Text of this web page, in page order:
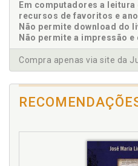
História. Escrita da
História da escrita, p. 72
I
envelhecimento, p. 69
Idoso. Estudos e
Idoso. Linguagem
Introdução, p. 23
Em computadores a leitura
recursos de favoritos e
Não permite download do
Não permite a impressão
Compra apenas via site da